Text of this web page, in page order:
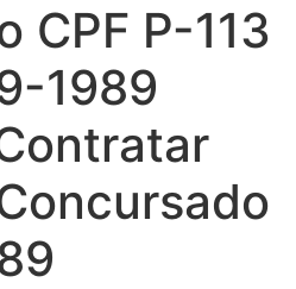
CPF P-113
1989